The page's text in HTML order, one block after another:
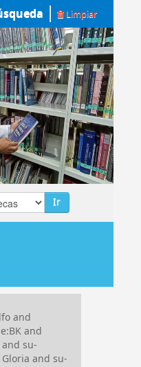
Limpiar
Ir
and
and
and su-
Gloria and su-